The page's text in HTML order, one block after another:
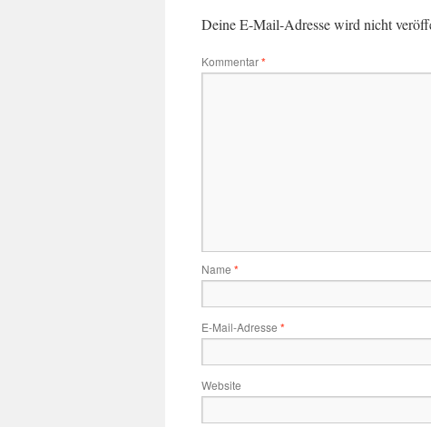
Deine E-Mail-Adresse wird nicht
Kommentar*
Name *
E-Mail-Adresse *
Website